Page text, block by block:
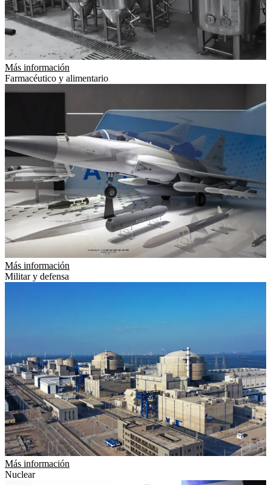
Más información
Farmacéutico y alimentario
Más información
Militar y defensa
Más información
Nuclear